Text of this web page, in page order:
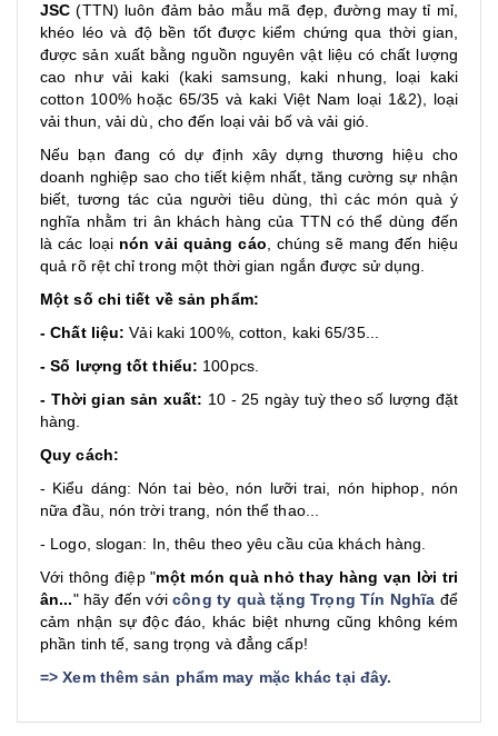
JSC (TTN) luôn đảm bảo mẫu mã đẹp, đường may tỉ mỉ,
khéo léo và độ bền tốt được kiểm chứng qua thời gian,
được sản xuất bằng nguồn nguyên vật liệu có chất lượng
cao như vải kaki (kaki samsung, kaki nhung, loại kaki
cotton 100% hoặc 65/35 và kaki Việt Nam loại 1&2), loại
vải thun, vải dù, cho đến loại vải bố và vải gió.
Nếu bạn đang có dự định xây dựng thương hiệu cho
doanh nghiệp sao cho tiết kiệm nhất, tăng cường sự nhận
biết, tương tác của người tiêu dùng, thì các món quà ý
nghĩa nhằm tri ân khách hàng của TTN có thể dùng đến
là các loại nón vải quảng cáo , chúng sẽ mang đến hiệu
quả rõ rệt chỉ trong một thời gian ngắn được sử dụng.
Một số chi tiết về sản phẩm:
- Chất liệu: Vải kaki 100%, cotton, kaki 65/35...
- Số lượng tốt thiểu: 100pcs.
- Thời gian sản xuất: 10 - 25 ngày tuỳ theo số lượng đặt
hàng.
Quy cách:
- Kiểu dáng: Nón tai bèo, nón lưỡi trai, nón hiphop, nón
nữa đầu, nón trời trang, nón thể thao...
- Logo, slogan: In, thêu theo yêu cầu của khách hàng.
Với thông điệp "một món quà nhỏ thay hàng vạn lời tri
ân..." hãy đến vớicông ty quà tặng Trọng Tín Nghĩa để
cảm nhận sự độc đáo, khác biệt nhưng cũng không kém
phần tinh tế, sang trọng và đẳng cấp!
=>Xem thêm sản phẩm may mặc khác tại đây.